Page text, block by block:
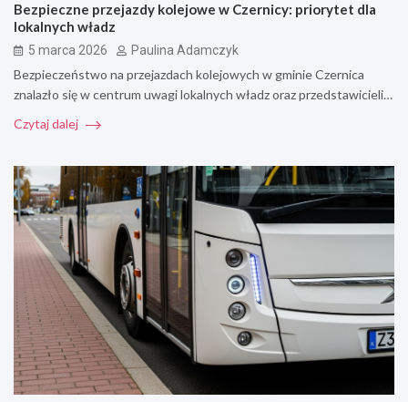
Bezpieczne przejazdy kolejowe w Czernicy: priorytet dla
lokalnych władz
5 marca 2026 Paulina Adamczyk
Bezpieczeństwo na przejazdach kolejowych w gminie Czernica
znalazło się w centrum uwagi lokalnych władz oraz przedstawicieli…
Czytaj dalej